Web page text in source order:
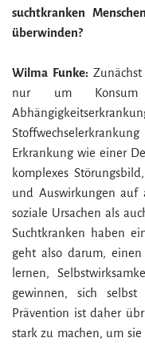
suchtkranken
überwinden?
Wilma Funke:
nur um
Erkrankung wie einer
komplexes
und Auswirkungen auf
soziale Ursachen als
Suchtkranken haben
geht also darum,
lernen,
gewinnen, sich
Prävention ist daher
stark zu machen, um